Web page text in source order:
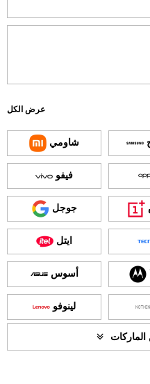
عرض الكل
شاومي
فيفو
جوجل
ايتل
أسوس
لينوفو